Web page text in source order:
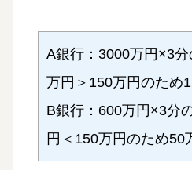
A銀行：3000万円×3
万円＞150万円のため
B銀行：600万円×3分
円＜150万円のため50